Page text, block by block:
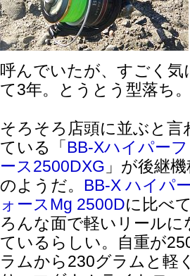
呼んでいたが、すごく
て3年。とうとう型落ち
そろそろ店頭に並ぶと言
ている「BB-Xハイパー
ース2500DXG 」が後継
のようだ。 BB-X ハイパ
ォースMg 2500Dに比べ
ろんな面で軽いリールに
ているらしい。自重が
ラムから230グラムと軽